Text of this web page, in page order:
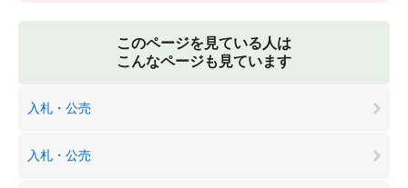
このページを見ている人は
こんなページも見ています
入札・公売
入札・公売